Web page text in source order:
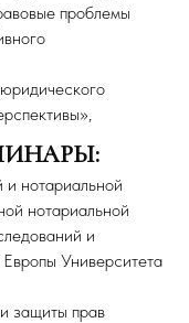
проблемы
нотариальной
нотариальной
и
Университета
защиты прав